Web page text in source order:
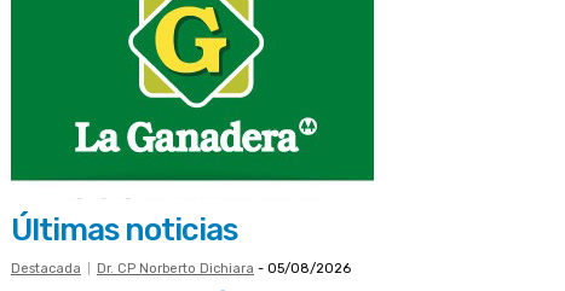
Últimas noticias
Destacada Dr. CP Norberto Dichiara - 05/08/2026